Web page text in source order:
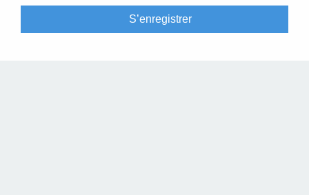
S’enregistrer